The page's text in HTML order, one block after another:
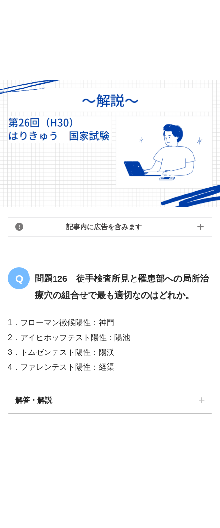
記事内に広告を含みます
問題126 徒手検査所見と罹患部への局所治
療穴の組合せで最も適切なのはどれか。
1．フローマン徴候陽性：神門
2．アイヒホッフテスト陽性：陽池
3．トムゼンテスト陽性：陽渓
4．ファレンテスト陽性：経渠
解答・解説